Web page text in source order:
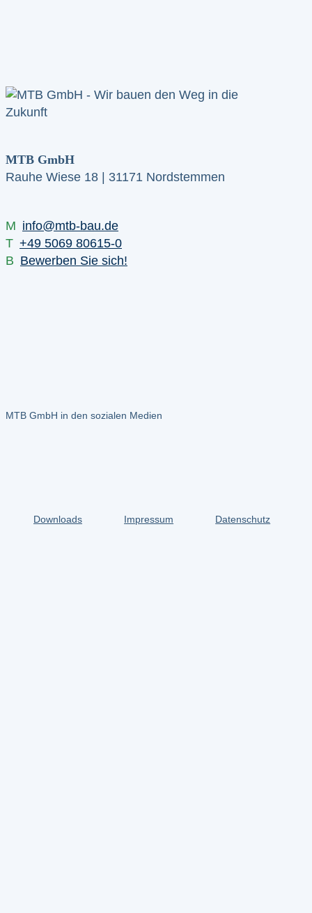
MTB GmbH
Rauhe Wiese 18 | 31171 Nordstemmen
M info@mtb-bau.de
T +49 5069 80615-0
B Bewerben Sie sich!
MTB GmbH in den sozialen Medien
Downloads Impressum Datenschutz